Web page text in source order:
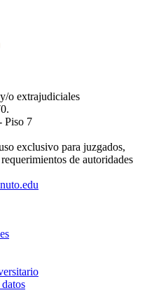
o extrajudiciales
Piso 7
exclusivo para juzgados,
de autoridades